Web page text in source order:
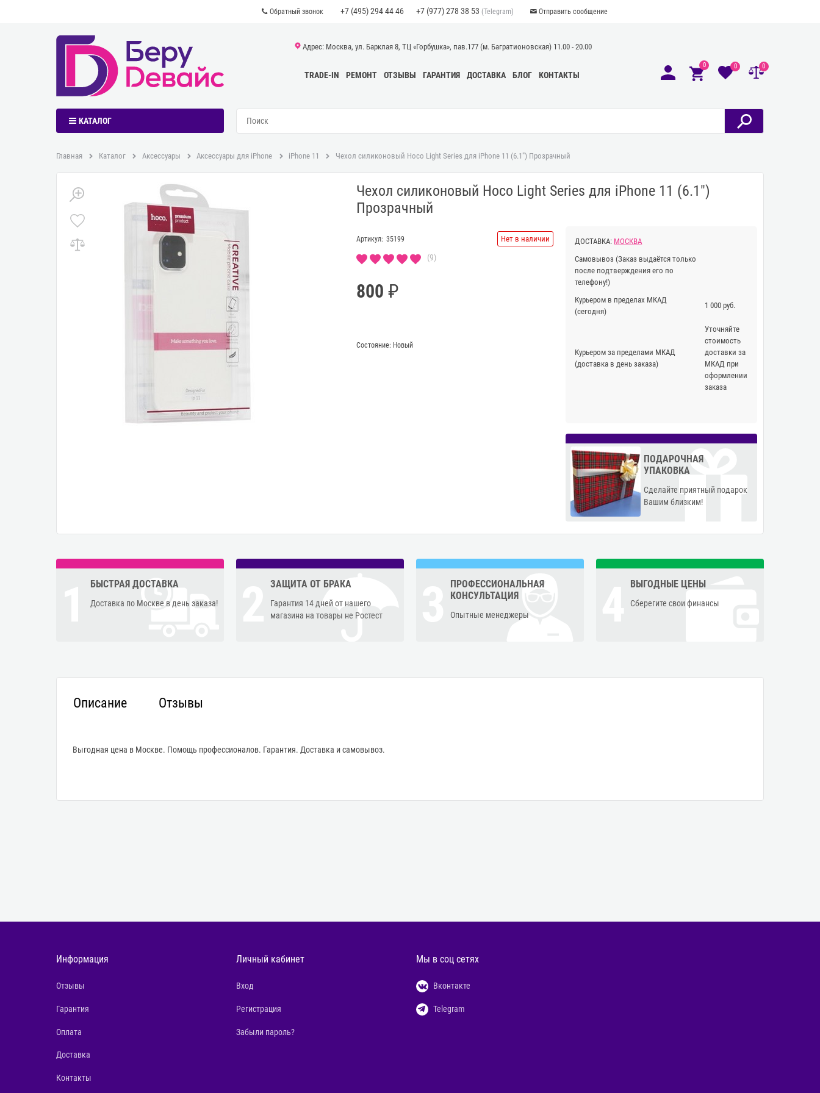
Обратный звонок +7 (495) 294 44 46 +7 (977) 278 38 53 (Telegram) Отправить сообщение
Адрес: Москва, ул. Барклая 8, ТЦ «Горбушка», пав.177 (м. Багратионовская) 11.00 - 20.00
TRADE-IN РЕМОНТ ОТЗЫВЫ ГАРАНТИЯ ДОСТАВКА БЛОГ КОНТАКТЫ
0 0 0
КАТАЛОГ
Главная Каталог Аксессуары Аксессуары для iPhone iPhone 11 Чехол силиконовый Hoco Light Series для iPhone 11 (6.1") Прозрачный
Чехол силиконовый Hoco Light Series для iPhone 11 (6.1")
Прозрачный
Артикул: 35199 Нет в наличии
(9)
800
Состояние: Новый
ДОСТАВКА: МОСКВА
Самовывоз (Заказ выдаётся только
после подтверждения его по
телефону!)
Курьером в пределах МКАД
(сегодня)
1 000 руб.
Курьером за пределами МКАД
(доставка в день заказа)
Уточняйте
стоимость
доставки за
МКАД при
оформлении
заказа
ПОДАРОЧНАЯ
УПАКОВКА
Сделайте приятный подарок
Вашим близким!
БЫСТРАЯ ДОСТАВКА
Доставка по Москве в день заказа!
ЗАЩИТА ОТ БРАКА
Гарантия 14 дней от нашего
магазина на товары не Ростест
ПРОФЕССИОНАЛЬНАЯ
КОНСУЛЬТАЦИЯ
Опытные менеджеры
ВЫГОДНЫЕ ЦЕНЫ
Сберегите свои финансы
Описание Отзывы
Выгодная цена в Москве. Помощь профессионалов. Гарантия. Доставка и самовывоз.
Информация
Отзывы
Гарантия
Оплата
Доставка
Контакты
Личный кабинет
Вход
Регистрация
Забыли пароль?
Мы в соц сетях
Вконтакте
Telegram